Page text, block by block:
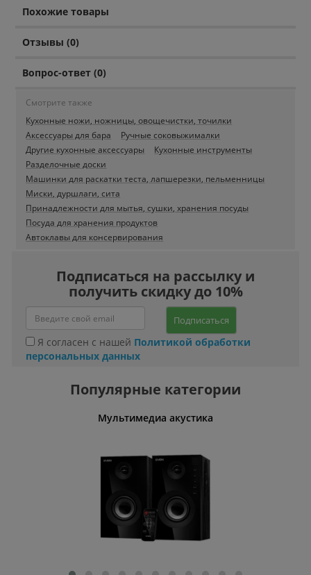
Похожие товары
Отзывы (0)
Вопрос-ответ (0)
Смотрите также
Кухонные ножи, ножницы, овощечистки, точилки
Аксессуары для бара
Ручные соковыжималки
Другие кухонные аксессуары
Кухонные инструменты
Разделочные доски
Машинки для раскатки теста, лапшерезки, пельменницы
Миски, дуршлаги, сита
Принадлежности для мытья, сушки, хранения посуды
Посуда для хранения продуктов
Автоклавы для консервирования
Подписаться на рассылку и
получить скидку до 10%
Подписаться
Я согласен с нашей Политикой обработки
персональных данных
Популярные категории
Мультимедиа акустика